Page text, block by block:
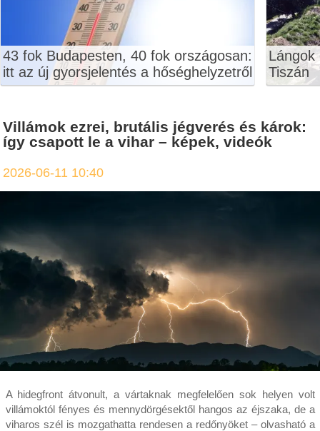
43 fok Budapesten, 40 fok országosan:
itt az új gyorsjelentés a hőséghelyzetről
Lángok
Tiszán
Villámok ezrei, brutális jégverés és károk:
így csapott le a vihar – képek, videók
2026-06-11 10:40
A hidegfront átvonult, a vártaknak megfelelően sok helyen volt
villámoktól fényes és mennydörgésektől hangos az éjszaka, de a
viharos szél is mozgathatta rendesen a redőnyöket – olvasható a